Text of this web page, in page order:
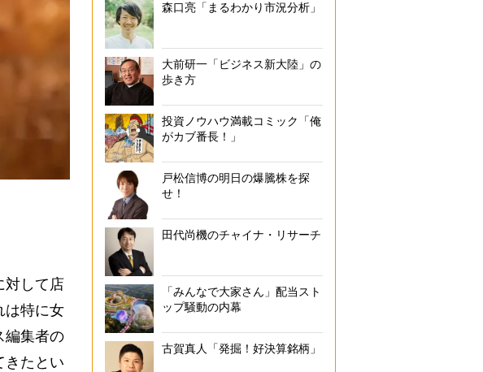
対して店
は特に女
編集者の
きたとい
森口亮「まるわかり市況分析」
大前研一「ビジネス新大陸」の
歩き方
投資ノウハウ満載コミック「俺
がカブ番長！」
戸松信博の明日の爆騰株を探
せ！
田代尚機のチャイナ・リサーチ
「みんなで大家さん」配当スト
ップ騒動の内幕
古賀真人「発掘！好決算銘柄」